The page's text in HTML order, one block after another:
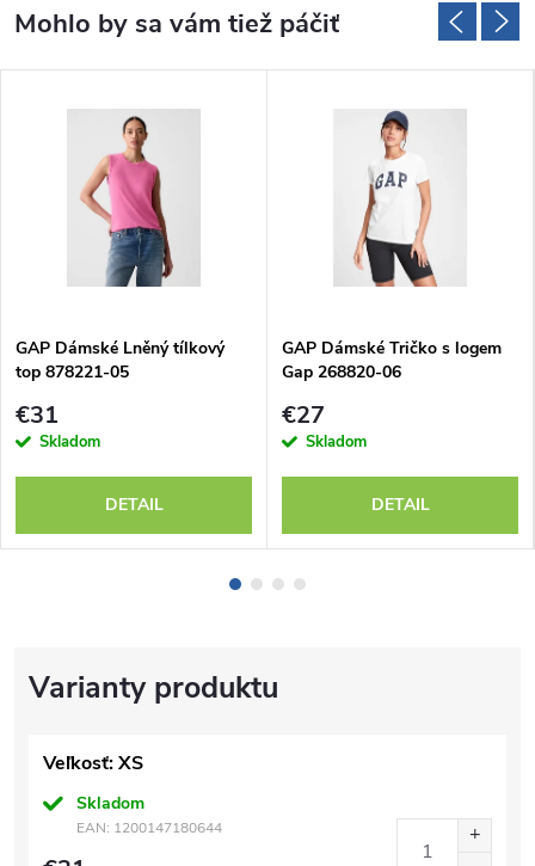
Veľkosť: XS
Skladom
EAN: 1200147180644
GAP Dámské Lněný tílkový
top 878221-05
€31
Skladom
DETAIL
GAP Dámské Tričko s logem
Gap 268820-06
€27
Skladom
DETAIL